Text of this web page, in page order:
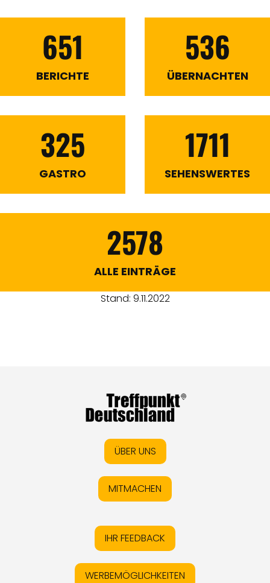
651
BERICHTE
536
ÜBERNACHTEN
325
GASTRO
1711
SEHENSWERTES
2578
ALLE EINTRÄGE
Stand: 9.11.2022
ÜBER UNS
MITMACHEN
IHR FEEDBACK
WERBEMÖGLICHKEITEN